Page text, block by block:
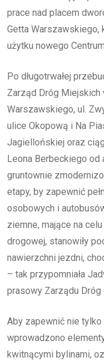
prace nad placem
Getta Warszawskiego,
użytku nowego
Po długotrwałej
Zarząd Dróg Miejskich
Warszawskiego, ul.
ulice Okopową i Na
Jagiellońskiej oraz
Leona Berbeckiego od
gruntownie
etapy, by zapewnić
osobowych i
ziemne, mające na
drogowej, stanowiły
nawierzchni jezdni,
– tak przypomniała
prasowy Zarządu Dróg
Aby zapewnić nie
wprowadzono
kwitnącymi bylinami,